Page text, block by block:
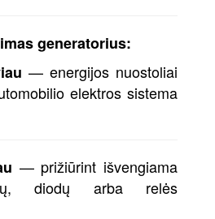
generatorius:
— energijos nuostoliai
elektros sistema
— prižiūrint išvengiama
diodų arba relės